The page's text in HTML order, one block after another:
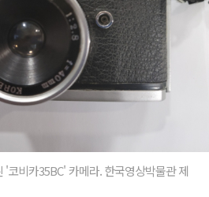
코비카35BC' 카메라. 한국영상박물관 제